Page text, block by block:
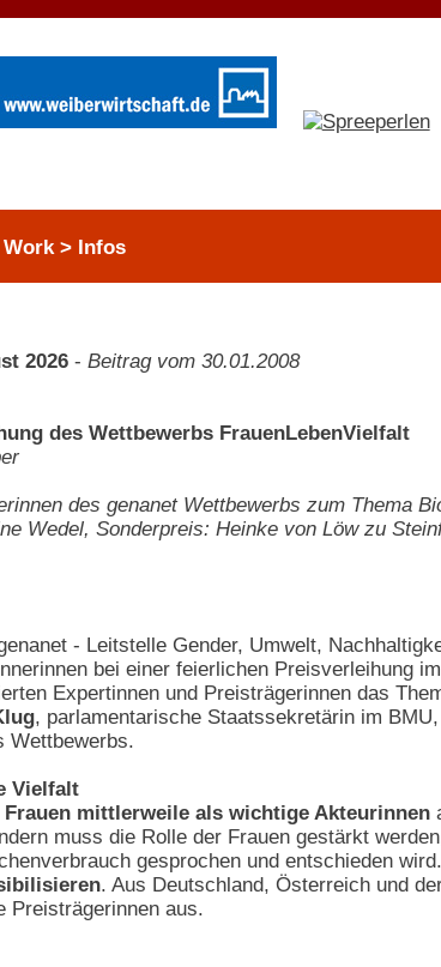
> Infos
2026 - Beitrag vom 30.01.2008
des Wettbewerbs FrauenLebenVielfalt
des genanet Wettbewerbs zum Thema
Wedel, Sonderpreis: Heinke von Löw zu
- Leitstelle Gender, Umwelt,
bei einer feierlichen Preisverleihung
Expertinnen und Preisträgerinnen das
, parlamentarische Staatssekretärin im BMU,
Wettbewerbs.
Vielfalt
Frauen mittlerweile als wichtige Akteurinnen
muss die Rolle der Frauen gestärkt
gesprochen und entschieden
. Aus Deutschland, Österreich und
Preisträgerinnen aus.